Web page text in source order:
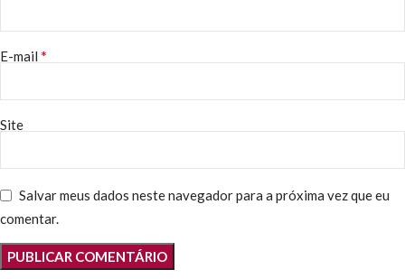
E-mail *
Site
Salvar meus dados neste navegador para a próxima vez que eu
comentar.